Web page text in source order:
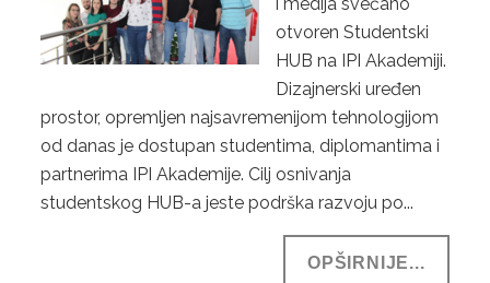
otvoren Studentski
HUB na IPI Akademiji.
Dizajnerski uređen
prostor, opremljen najsavremenijom tehnologijom
od danas je dostupan studentima, diplomantima i
partnerima IPI Akademije. Cilj osnivanja
studentskog HUB-a jeste podrška razvoju po...
OPŠIRNIJE...